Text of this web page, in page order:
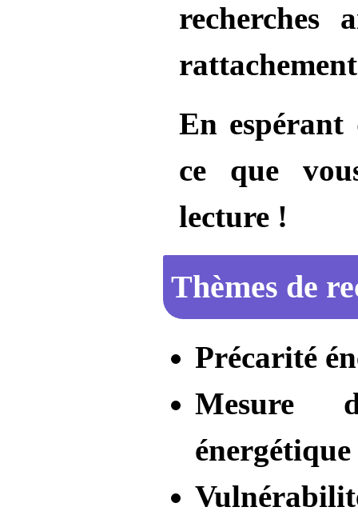
recherches
En espérant
ce que
lecture !
Thèmes de
Précarité
Mesure
énergétique